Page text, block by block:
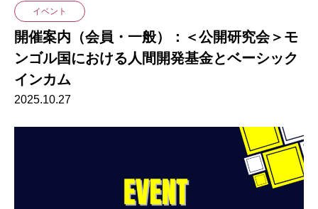
イベント
開催案内（会員・一般）：＜公開研究会＞モ
ンゴル国における人間開発基金とベーシック
インカム
2025.10.27